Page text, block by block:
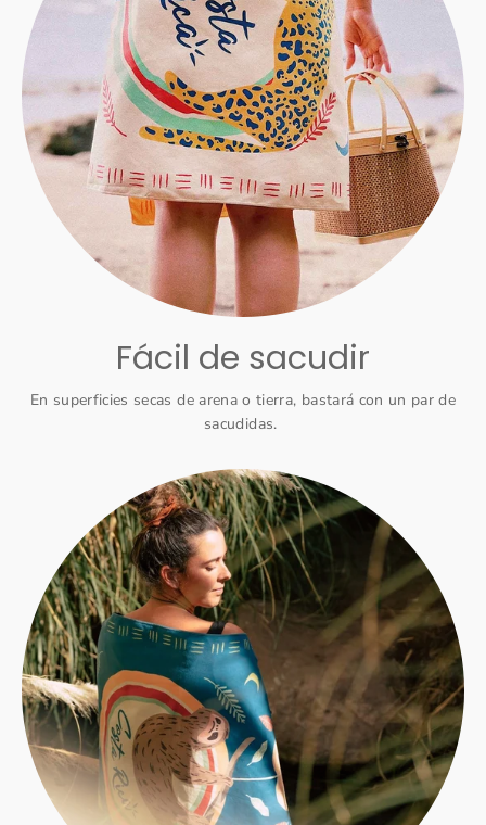
Fácil de sacudir
En superficies secas de arena o tierra, bastará con un par de
sacudidas.